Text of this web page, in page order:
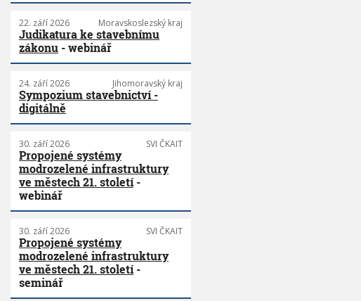
22. září 2026 Moravskoslezský kraj
Judikatura ke stavebnímu
zákonu - webinář
24. září 2026 Jihomoravský kraj
Sympozium stavebnictví -
digitálně
30. září 2026 SVI ČKAIT
Propojené systémy
modrozelené infrastruktury
ve městech 21. století-
webinář
30. září 2026 SVI ČKAIT
Propojené systémy
modrozelené infrastruktury
ve městech 21. století-
seminář